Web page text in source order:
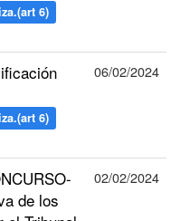
6)
6)
06/02/2024
de los
02/02/2024